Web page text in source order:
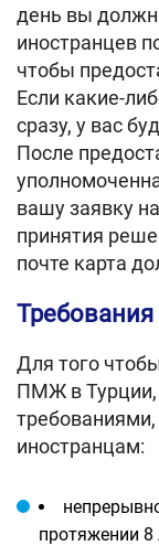
день вы
иностранцев
чтобы
Если какие-
сразу, у вас
После
вашу заявку
принятия
почте карта
Для того
ПМЖ в Турции,
иностранцам:
протяжении 8